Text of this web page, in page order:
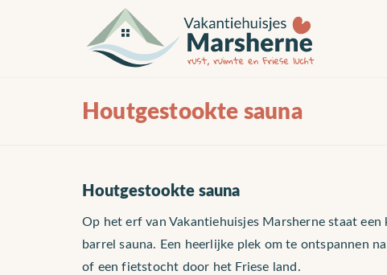
Houtgestookte sauna
Houtgestookte sauna
Op het erf van Vakantiehuisjes Marsherne staat
barrel sauna. Een heerlijke plek om te ontspannen
of een fietstocht door het Friese land.